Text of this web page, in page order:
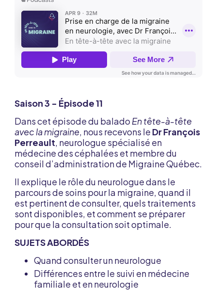
Saison 3 - Épisode 11
Dans cet épisode du balado En tête-à-tête
avec la migraine, nous recevons le Dr François
Perreault, neurologue spécialisé en
médecine des céphalées et membre du
conseil d’administration de Migraine Québec.
Il explique le rôle du neurologue dans le
parcours de soins pour la migraine, quand il
est pertinent de consulter, quels traitements
sont disponibles, et comment se préparer
pour que la consultation soit optimale.
SUJETS ABORDÉS
Quand consulter un neurologue
Différences entre le suivi en médecine
familiale et en neurologie